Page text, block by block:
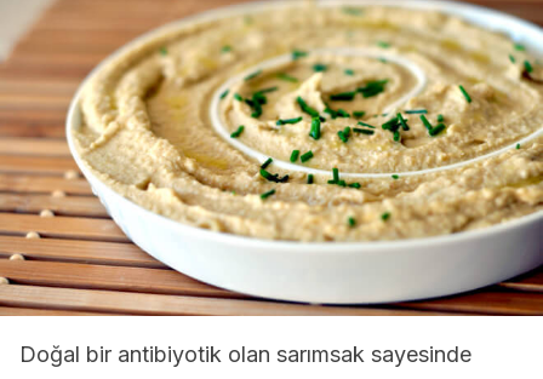
Doğal bir antibiyotik olan sarımsak sayesinde